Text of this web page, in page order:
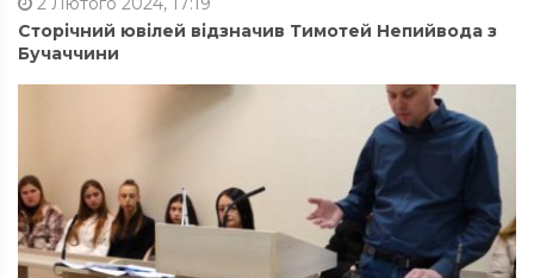
Сторічний ювілей відзначив Тимотей Непийвода з
Бучаччини